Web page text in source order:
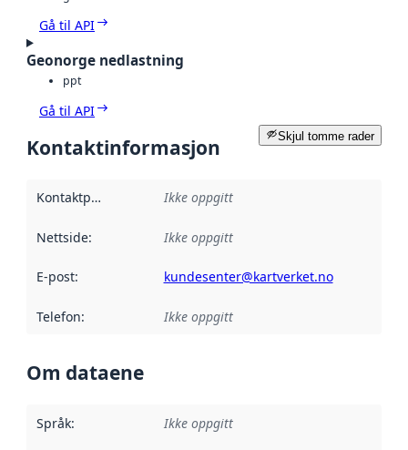
Gå til API
Geonorge nedlastning
ppt
Gå til API
Skjul tomme rader
Kontaktinformasjon
Kontaktpunkt Ikke oppgitt
Nettside: Ikke oppgitt
E-post: kundesenter@kartverket.no
Telefon: Ikke oppgitt
Om dataene
Språk: Ikke oppgitt